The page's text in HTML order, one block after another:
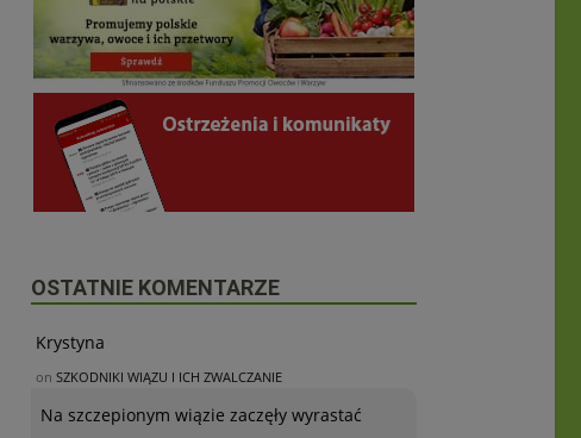
OSTATNIE KOMENTARZE
Krystyna
on SZKODNIKI WIĄZU I ICH ZWALCZANIE
Na szczepionym wiązie zaczęły wyrastać